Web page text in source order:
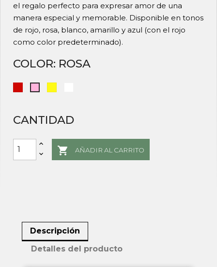
el regalo perfecto para expresar amor de una
manera especial y memorable. Disponible en tonos
de rojo, rosa, blanco, amarillo y azul (con el rojo
como color predeterminado).
COLOR: ROSA
CANTIDAD
 AÑADIR AL CARRITO
Descripción
Detalles del producto